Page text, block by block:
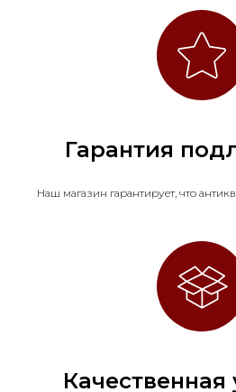
Гарантия
Наш магазин гарантирует, что
Качественная